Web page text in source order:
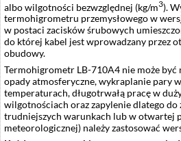
albo wilgotności bezwzględnej (kg/m3).
termohigrometru przemysłowego w
w postaci zacisków śrubowych
do której kabel jest wprowadzany przez
obudowy.
Termohigrometr LB-710A4 nie może być
opady atmosferyczne, wykraplanie pary
temperaturach, długotrwałą pracę w
wilgotnościach oraz zapylenie dlatego do
trudniejszych warunkach lub w otwartej
meteorologicznej) należy zastosować